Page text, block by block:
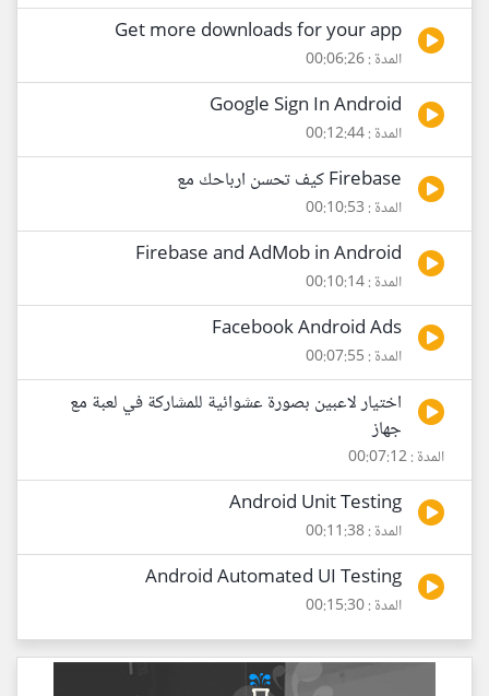
Get more downloads for your app
المدة : 00:06:26
Google Sign In Android
المدة : 00:12:44
Firebase كيف تحسن ارباحك مع
المدة : 00:10:53
Firebase and AdMob in Android
المدة : 00:10:14
Facebook Android Ads
المدة : 00:07:55
اختيار لاعبين بصورة عشوائية للمشاركة في لعبة مع
جهاز
المدة : 00:07:12
Android Unit Testing
المدة : 00:11:38
Android Automated UI Testing
المدة : 00:15:30